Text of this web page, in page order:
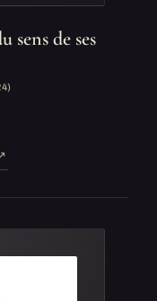
sens de ses